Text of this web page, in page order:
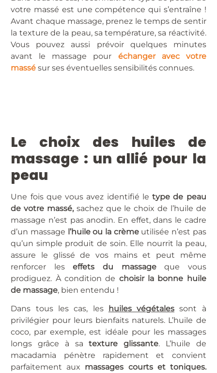
votre massé est une compétence qui s’entraîne !
Avant chaque massage, prenez le temps de sentir
la texture de la peau, sa température, sa réactivité.
Vous pouvez aussi prévoir quelques minutes
avant le massage pour échanger avec votre
massésur ses éventuelles sensibilités connues.
Le choix des huiles de
massage : un allié pour la
peau
Une fois que vous avez identifié le type de peau
de votre massé, sachez que le choix de l’huile de
massage n’est pas anodin. En effet, dans le cadre
d’un massage l’huile ou la crème utilisée n’est pas
qu’un simple produit de soin. Elle nourrit la peau,
assure le glissé de vos mains et peut même
renforcer leseffets du massageque vous
prodiguez. À condition de choisir la bonne huile
de massage, bien entendu !
Dans tous les cas, les huiles végétales sont à
privilégier pour leurs bienfaits naturels. L’huile de
coco, par exemple, est idéale pour les massages
longs grâce à sa texture glissante. L’huile de
macadamia pénètre rapidement et convient
parfaitement aux massages courts et toniques.